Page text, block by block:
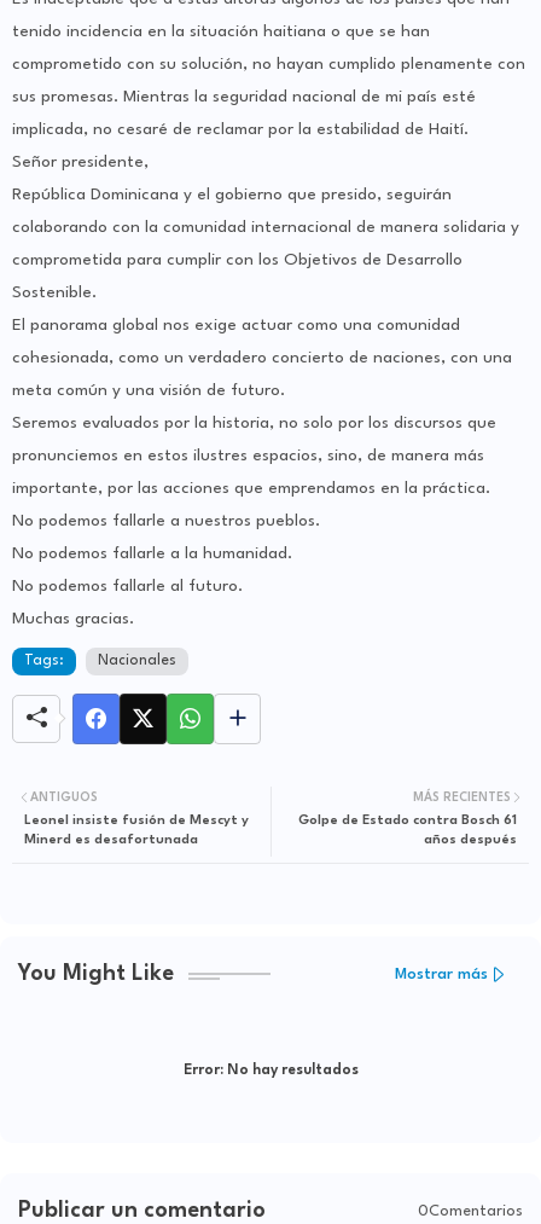
tenido incidencia en la situación haitiana o que se han
comprometido con su solución, no hayan cumplido plenamente con
sus promesas. Mientras la seguridad nacional de mi país esté
implicada, no cesaré de reclamar por la estabilidad de Haití.
Señor presidente,
República Dominicana y el gobierno que presido, seguirán
colaborando con la comunidad internacional de manera solidaria y
comprometida para cumplir con los Objetivos de Desarrollo
Sostenible.
El panorama global nos exige actuar como una comunidad
cohesionada, como un verdadero concierto de naciones, con una
meta común y una visión de futuro.
Seremos evaluados por la historia, no solo por los discursos que
pronunciemos en estos ilustres espacios, sino, de manera más
importante, por las acciones que emprendamos en la práctica.
No podemos fallarle a nuestros pueblos.
No podemos fallarle a la humanidad.
No podemos fallarle al futuro.
Muchas gracias.
Tags: Nacionales
MÁS RECIENTES
Golpe de Estado contra Bosch 61
años después
ANTIGUOS
Leonel insiste fusión de Mescyt y
Minerd es desafortunada
You Might Like Mostrar más
Error:No hay resultados
Publicar un comentario 0Comentarios